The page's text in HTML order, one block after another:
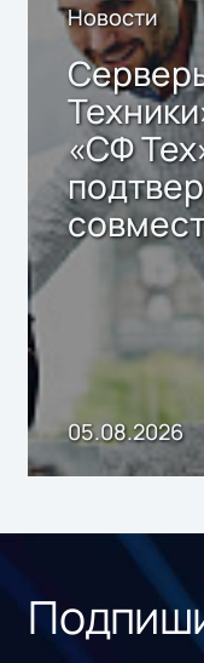
Новости
«СФ
05.08.2026